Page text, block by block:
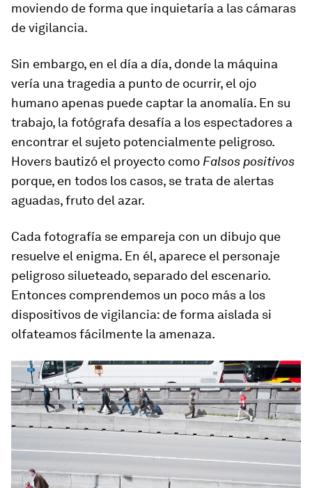
moviendo de forma que inquietaría a las cámaras
de vigilancia.
Sin embargo, en el día a día, donde la máquina
vería una tragedia a punto de ocurrir, el ojo
humano apenas puede captar la anomalía. En su
trabajo, la fotógrafa desafía a los espectadores a
encontrar el sujeto potencialmente peligroso.
Hovers bautizó el proyecto como Falsos positivos
porque, en todos los casos, se trata de alertas
aguadas, fruto del azar.
Cada fotografía se empareja con un dibujo que
resuelve el enigma. En él, aparece el personaje
peligroso silueteado, separado del escenario.
Entonces comprendemos un poco más a los
dispositivos de vigilancia: de forma aislada si
olfateamos fácilmente la amenaza.